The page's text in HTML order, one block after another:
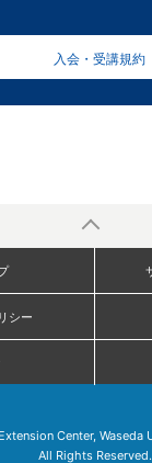
入会・受講規約
シー
Center, Waseda
All Rights Reserved.